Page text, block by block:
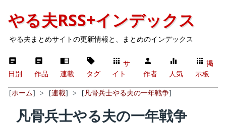
やる夫RSS+インデックス
やる夫まとめサイトの更新情報と、まとめのインデックス
日別 作品 連載 タグ
サ
イト
作者 人気
掲
示板
[ホーム] > [連載] > [ 凡骨兵士やる夫の一年戦争]
凡骨兵士やる夫の一年戦争